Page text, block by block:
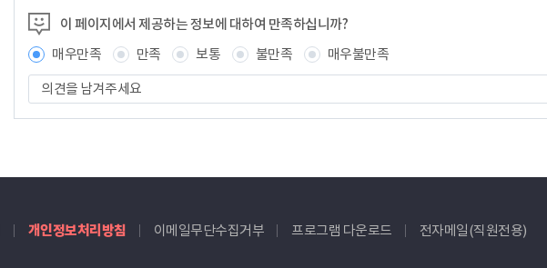
츠
정
보
책
임
자
이 페이지에서 제공하는 정보에 대하여 만족하십니까?
매우만족
만족 보통 불만족
매우불만족
견
을
주
개인정보처리방침 이메일무단수집거부 프로그램 다운로드 전자메일(직원전용)